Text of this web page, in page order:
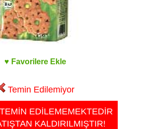
♥ Favorilere Ekle
Temin Edilemiyor
EDİLEMEMEKTEDİR
KALDIRILMIŞTIR!